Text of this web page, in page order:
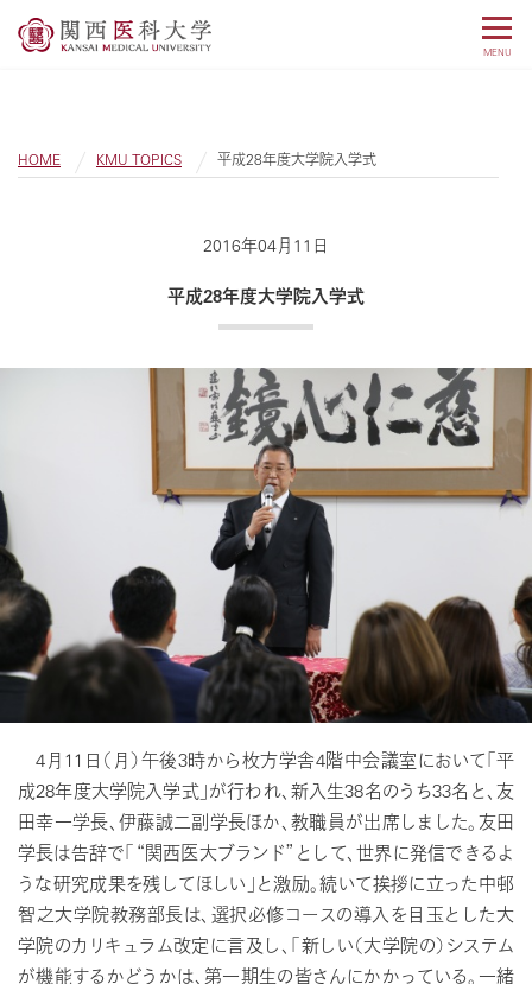
MENU
HOME KMU TOPICS 平成28年度大学院入学式
2016年04月11日
平成28年度大学院入学式
4月11日（月）午後3時から枚方学舎4階中会議室において「平
成28年度大学院入学式」が行われ、新入生38名のうち33名と、友
田幸一学長、伊藤誠二副学長ほか、教職員が出席しました。友田
学長は告辞で「“関西医大ブランド”として、世界に発信できるよ
うな研究成果を残してほしい」と激励。続いて挨拶に立った中邨
智之大学院教務部長は、選択必修コースの導入を目玉とした大
学院のカリキュラム改定に言及し、「新しい（大学院の）システム
が機能するかどうかは、第一期生の皆さんにかかっている。一緒